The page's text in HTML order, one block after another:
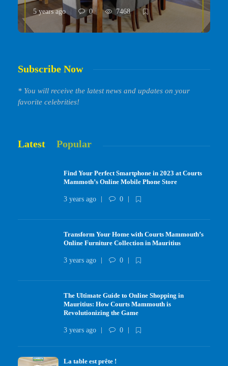
5 years ago 0 7468
Subscribe Now
* You will receive the latest news and updates on your
favorite celebrities!
Latest Popular
Find Your Perfect Smartphone in 2023 at Courts
Mammoth’s Online Mobile Phone Store
3 years ago 0
Transform Your Home with Courts Mammouth’s
Online Furniture Collection in Mauritius
3 years ago 0
The Ultimate Guide to Online Shopping in
Mauritius: How Courts Mammouth is
Revolutionizing the Game
3 years ago 0
La table est prête !